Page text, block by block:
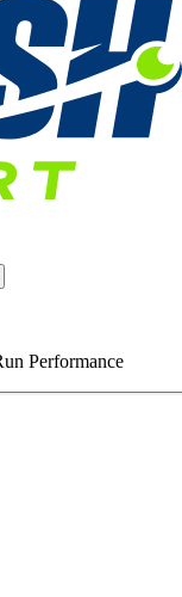
Performance